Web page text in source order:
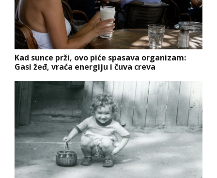
Kad sunce prži, ovo piće spasava organizam:
Gasi žeđ, vraća energiju i čuva creva